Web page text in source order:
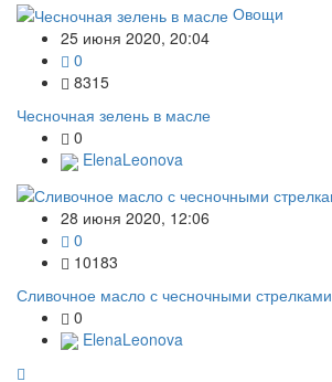
Овощи
25 июня 2020, 20:04
0
8315
Чесночная зелень в масле
0
ElenaLeonova
28 июня 2020, 12:06
0
10183
Сливочное масло с чесночными стрелками
0
ElenaLeonova